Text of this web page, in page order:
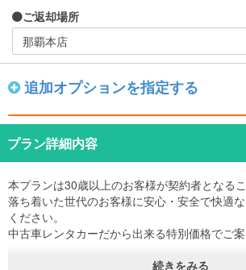
ご返却場所
追加オプションを指定する
プラン詳細内容
本プランは30歳以上のお客様が契約者となるこ
落ち着いた世代のお客様に安心・安全で快適
ください。
中古車レンタカーだから出来る特別価格でご案
なお、同乗者で30歳未満の方が運転される場
続きをみる